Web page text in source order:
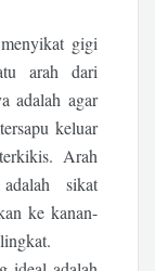
gigi
arah dari
adalah agar
keluar
Arah
sikat
ke kanan-